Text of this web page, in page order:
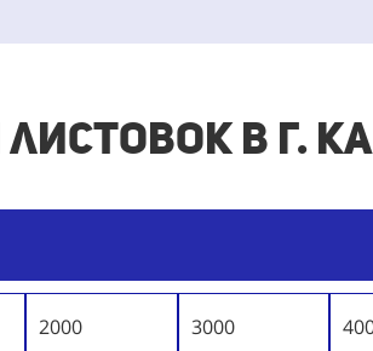
в г.
2000 3000